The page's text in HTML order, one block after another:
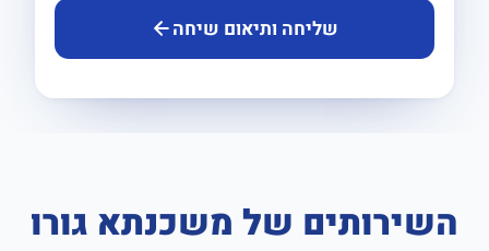
שליחה ותיאום שיחה
השירותים של משכנתא גורו